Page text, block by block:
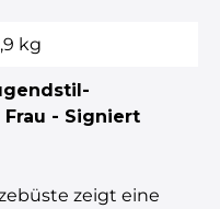
kg
- Signiert
zeigt eine